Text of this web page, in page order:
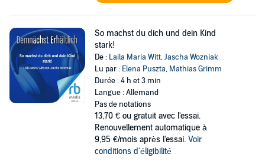
So machst du dich und dein Kind
stark!
De : Laila Maria Witt,Jascha Wozniak
Lu par : Elena Puszta, Mathias Grimm
Durée : 4 h et 3 min
Langue : Allemand
Pas de notations
13,70 € ou gratuit avec l'essai.
Renouvellement automatique à
9,95 €/mois après l'essai. Voir
conditions d'éligibilité